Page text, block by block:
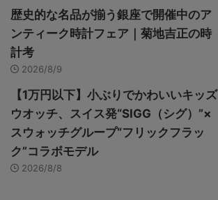
歴史的な名品が揃う銀座で開催中のア
ンティーク時計フェア｜菊地吉正の時
計考
2026/8/9
【1万円以下】小ぶりでかわいいキッズ
ウオッチ、スイス発“SIGG（シグ）”×
スウォッチグループ“フリックフラッ
ク”コラボモデル
2026/8/8